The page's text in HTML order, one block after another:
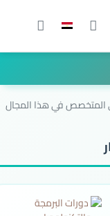
في هذا المجال